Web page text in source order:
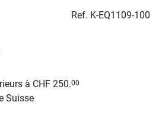
Ref. K-EQ1109-100
à CHF 250.00
Suisse